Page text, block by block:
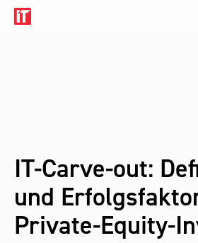
IT-Carve-out:
und
Private-Equity-